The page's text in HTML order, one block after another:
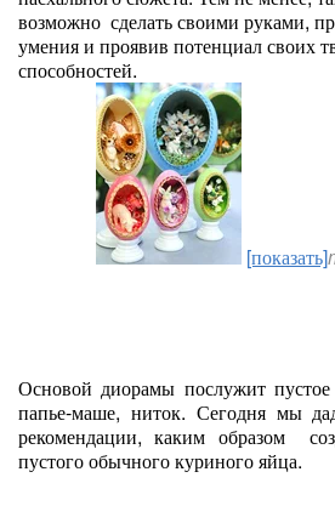
возможно сделать своими руками,
умения и проявив потенциал своих
способностей.
[показать]
Основой диорамы послужит
папье-маше, ниток. Сегодня мы
рекомендации, каким образом
пустого обычного куриного яйца.